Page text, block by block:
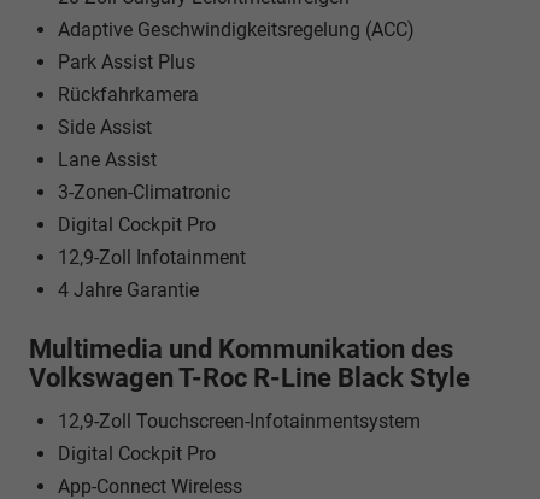
Adaptive Geschwindigkeitsregelung (ACC)
Park Assist Plus
Rückfahrkamera
Side Assist
Lane Assist
3-Zonen-Climatronic
Digital Cockpit Pro
12,9-Zoll Infotainment
4 Jahre Garantie
Multimedia und Kommunikation des
Volkswagen T-Roc R-Line Black Style
12,9-Zoll Touchscreen-Infotainmentsystem
Digital Cockpit Pro
App-Connect Wireless